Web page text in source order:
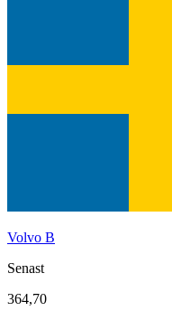
Volvo B
Senast
364,70